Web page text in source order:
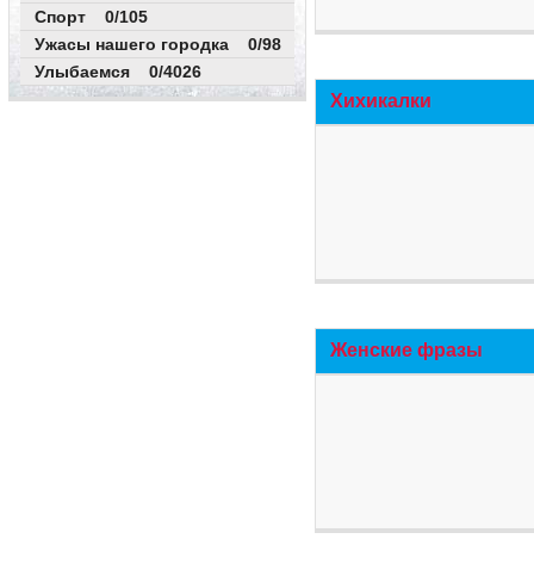
Спорт 0/105
Ужасы нашего городка 0/98
Улыбаемся 0/4026
Хихикалки
Женские фразы